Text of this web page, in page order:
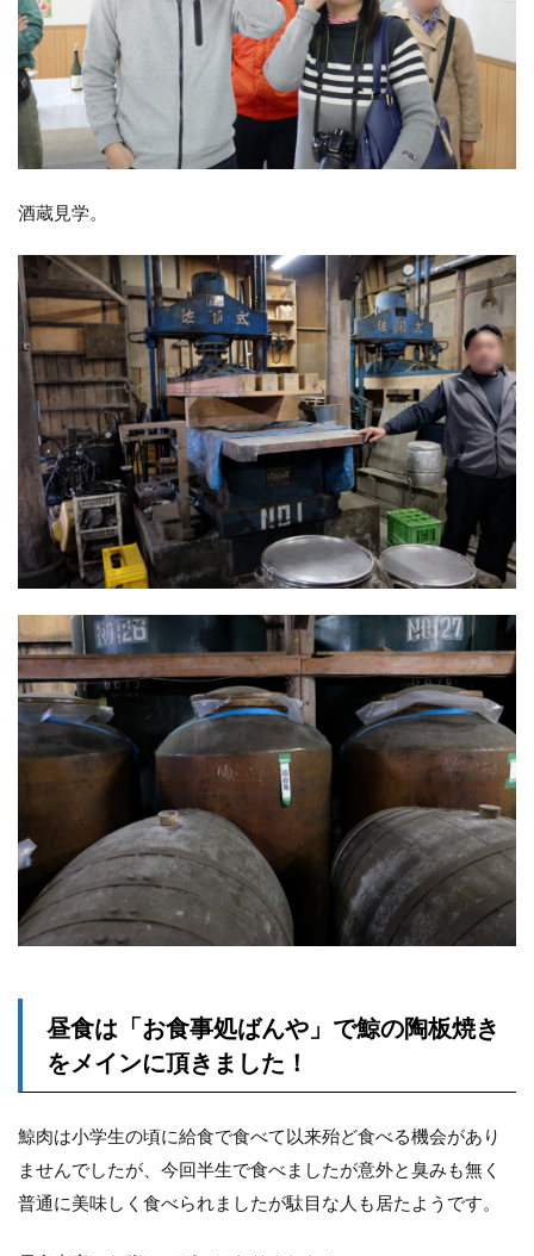
酒蔵見学。
昼食は「お食事処ばんや」で鯨の陶板焼き
をメインに頂きました！
鯨肉は小学生の頃に給食で食べて以来殆ど食べる機会があり
ませんでしたが、今回半生で食べましたが意外と臭みも無く
普通に美味しく食べられましたが駄目な人も居たようです。